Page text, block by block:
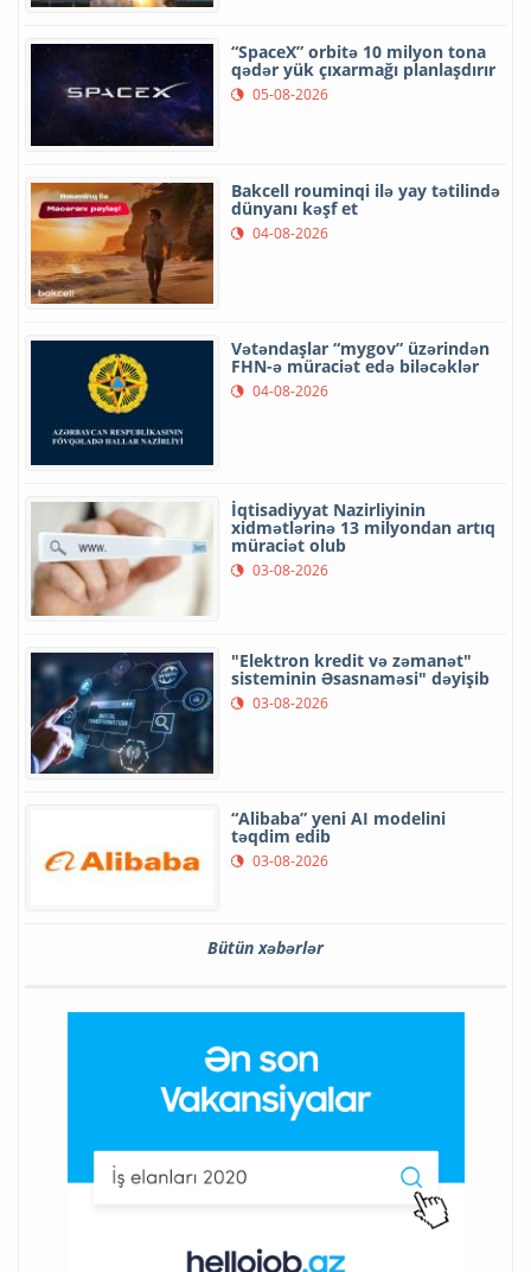
“SpaceX” orbitə 10 milyon tona
qədər yük çıxarmağı planlaşdırır
05-08-2026
Bakcell rouminqi ilə yay tətilində
dünyanı kəşf et
04-08-2026
Vətəndaşlar “mygov” üzərindən
FHN-ə müraciət edə biləcəklər
04-08-2026
İqtisadiyyat Nazirliyinin
xidmətlərinə 13 milyondan artıq
müraciət olub
03-08-2026
"Elektron kredit və zəmanət"
sisteminin Əsasnaməsi" dəyişib
03-08-2026
“Alibaba” yeni AI modelini
təqdim edib
03-08-2026
Bütün xəbərlər